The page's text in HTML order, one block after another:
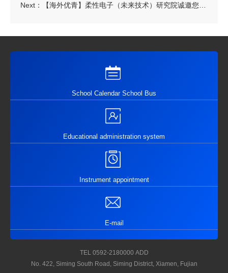
Next：
【海外优青】柔性电子（未来技术）研究院诚邀您依托申报
School Calendar School Bus
Educational administration system
Instrument appointment
E-mail
TEL 0592-2180000 ADD
No. 422, Siming South Road, Siming District, Xiamen, Fujian